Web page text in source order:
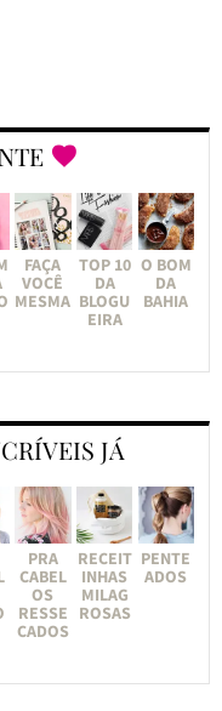
FAÇA
VOCÊ
MESMA
TOP 10
DA
BLOGU
EIRA
O BOM
DA
BAHIA
JÁ
PRA
CABEL
OS
RESSE
CADOS
RECEIT
INHAS
MILAG
ROSAS
PENTE
ADOS